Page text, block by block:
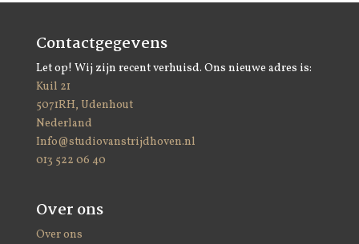
Contactgegevens
Let op! Wij zijn recent verhuisd. Ons nieuwe adres is:
Kuil 21
5071RH, Udenhout
Nederland
Info@studiovanstrijdhoven.nl
013 522 06 40
Over ons
Over ons